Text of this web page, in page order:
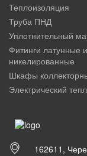
Теплоизоляция
Труба ПНД
Уплотнительный
Фитинги латунные и
никелированные
Шкафы
Электрический
162611,